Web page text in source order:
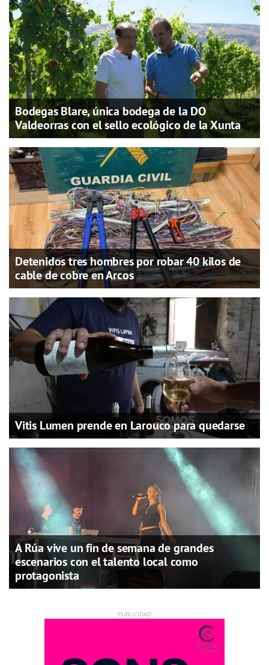
Bodegas Blare, única bodega de la DO
Valdeorras con el sello ecológico de la Xunta
Detenidos tres hombres por robar 40 kilos de
cable de cobre en Arcos
Vitis Lumen prende en Larouco para quedarse
A Rúa vive un fin de semana de grandes
escenarios con el talento local como
protagonista